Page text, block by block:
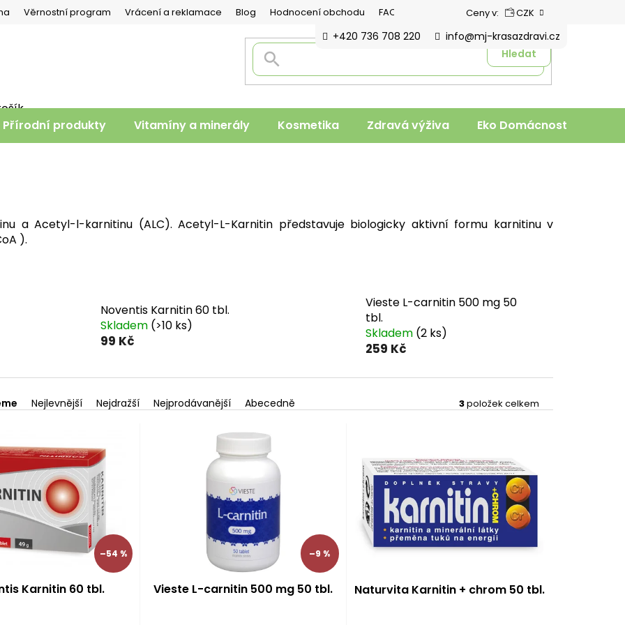
Věrnostní program Vrácení a reklamace Blog Hodnocení obchodu FAQ Ceny v: CZK
Hledat
+420 736 708 220 info@mj-krasazdravi.cz
Přírodní produkty Vitamíny a minerály Kosmetika Zdravá výživa Eko Domácnost
a Acetyl-l-karnitinu (ALC). Acetyl-L-Karnitin představuje biologicky aktivní formu karnitinu v
).
Noventis Karnitin 60 tbl.
Skladem (>10 ks)
99 Kč
Vieste L-carnitin 500 mg 50
tbl.
Skladem (2 ks)
259 Kč
Nejlevnější Nejdražší Nejprodávanější Abecedně 3položek celkem
–54 %
Karnitin 60 tbl.
–9 %
Vieste L-carnitin 500 mg 50 tbl. Naturvita Karnitin + chrom 50 tbl.